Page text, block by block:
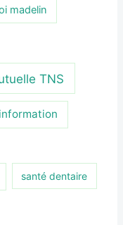
madelin
TNS
santé dentaire